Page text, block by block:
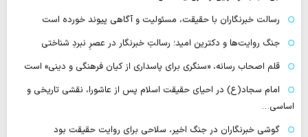
رسالت خبرنگاران با حقیقت، مسئولیت و آگاهی پیوند خورده است
جنگ روایت‌ها و دکترین امید؛ رسالتِ خبرنگار در عصرِ نبردِ شناختی
قلم اصحاب رسانه، «سنگری برای پاسداری از کیان فرهنگی و دینی» است
امام سجاد(ع) در احیای حقیقت اسلام پس از عاشورا، نقشی تاریخی و
اساسی…
گوشی خبرنگاران در جنگ اخیر، سلاحی برای روایت حقیقت بود